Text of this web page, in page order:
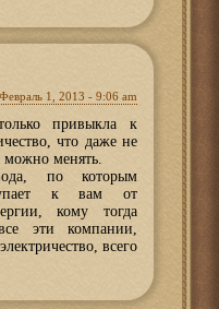
Февраль 1, 2013 - 9:06 am
привыкла к
что даже не
менять.
по которым
к вам от
кому тогда
эти компании,
всего